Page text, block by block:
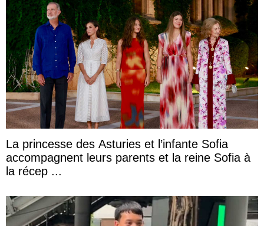
La princesse des Asturies et l’infante Sofia
accompagnent leurs parents et la reine Sofia à
la récep ...